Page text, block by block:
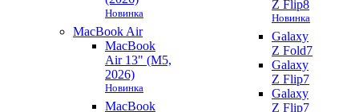
Новинка
MacBook Air
MacBook
Air 13" (M5,
2026)
Новинка
MacBook
Z Flip8
Новинка
Galaxy
Z Fold7
Galaxy
Z Flip7
Galaxy
Z Flip7